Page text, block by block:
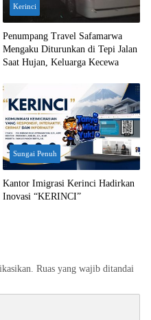
Kerinci
Penumpang Travel Safamarwa
Mengaku Diturunkan di Tepi Jalan
Saat Hujan, Keluarga Kecewa
Sungai Penuh
Kantor Imigrasi Kerinci Hadirkan
Inovasi “KERINCI”
Ruas yang wajib ditandai